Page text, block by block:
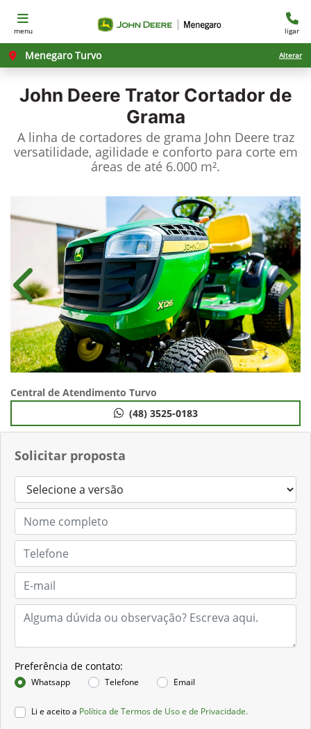
menu ligar
Menegaro Turvo Alterar
John Deere Trator Cortador de
Grama
A linha de cortadores de grama John Deere traz
versatilidade, agilidade e conforto para corte em
áreas de até 6.000 m².
Solicitar proposta
Preferência de contato:
Whatsapp Telefone Email
Li e aceito a Política de Termos de Uso e de Privacidade.
Anterior
Central de Atendimento Turvo
(48) 3525-0183